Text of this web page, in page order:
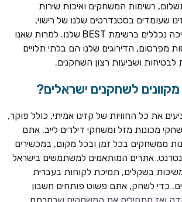
חבילת קבלת פנים: בונוס 100% עד 300€ + 100 ספיני בונוס על
הראשונה
בונוס מתגלגל עד 2,000 ₪ + 200 ספינים חינם לשחקנים
ההפקדות הראשונות
רשימות המשחקים ואיכות שירות
שעומדים בסטנדרטים שלנו של רישוי,
אבטחה ומהירות משיכה נכללים ברשימת BEST שלנו. למרות שאנו
מפרסום, הדירוגים שלנו הם בלתי תלויים
לבטיחות ושביעות רצון השחקנים.
לשחקנים ישראלים?
את כל החוויות של קזינו אמיתי, כולל פוקר,
מכונות מזל ומשחקי דילרים לייב. אתם
ממשחקים בכל זמן ובכל מקום, במכשירים
אתרים המותאמים למשתמשים בישראל
בשקלים, תמיכת לקוחות בעברית
כדי לשחק, אתם פשוט פותחים חשבון